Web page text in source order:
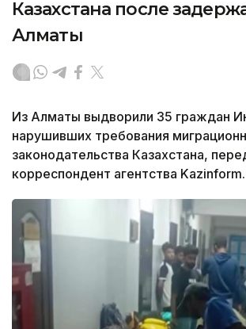
Казахстана после
Алматы
Из Алматы выдворили 35 граждан
нарушивших требования
законодательства Казахстана,
корреспондент агентства Kazinform.